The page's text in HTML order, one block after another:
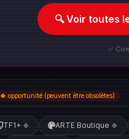
🔍 Voir toutes
✅
🍀 opportunité (peuvent être obsolètes)
TF1+ 🍀 ARTE Boutique 🍀